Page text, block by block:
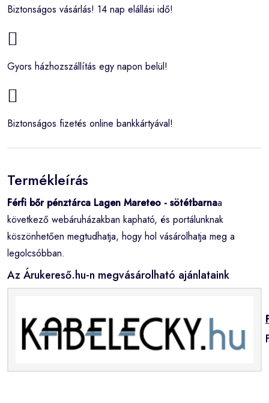
Biztonságos vásárlás! 14 nap elállási idő!
Gyors házhozszállítás egy napon belül!
Biztonságos fizetés online bankkártyával!
Termékleírás
Férfi bőr pénztárca Lagen Mareteo - sötétbarnaa
következő webáruházakban kapható, és portálunknak
köszönhetően megtudhatja, hogy hol vásárolhatja meg a
legolcsóbban.
Az Árukereső.hu-n megvásárolható ajánlataink